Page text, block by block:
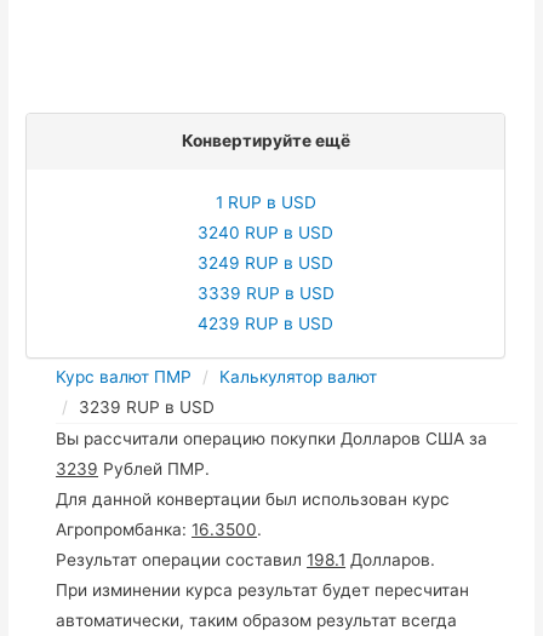
Конвертируйте ещё
1 RUP в USD
3240 RUP в USD
3249 RUP в USD
3339 RUP в USD
4239 RUP в USD
Курс валют ПМР
Калькулятор валют
3239 RUP в USD
Вы рассчитали операцию покупки Долларов США за
3239 Рублей ПМР.
Для данной конвертации был использован курс
Агропромбанка:16.3500.
Результат операции составил198.1 Долларов.
При изминении курса результат будет пересчитан
автоматически, таким образом результат всегда